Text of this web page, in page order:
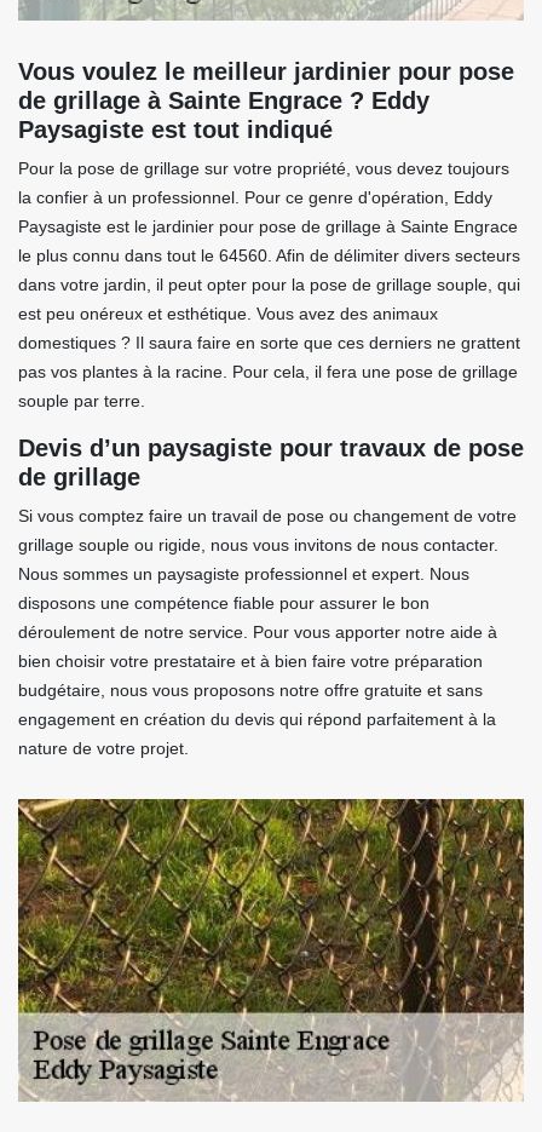
Vous voulez le meilleur jardinier pour pose
de grillage à Sainte Engrace ? Eddy
Paysagiste est tout indiqué
Pour la pose de grillage sur votre propriété, vous devez toujours
la confier à un professionnel. Pour ce genre d'opération, Eddy
Paysagiste est le jardinier pour pose de grillage à Sainte Engrace
le plus connu dans tout le 64560. Afin de délimiter divers secteurs
dans votre jardin, il peut opter pour la pose de grillage souple, qui
est peu onéreux et esthétique. Vous avez des animaux
domestiques ? Il saura faire en sorte que ces derniers ne grattent
pas vos plantes à la racine. Pour cela, il fera une pose de grillage
souple par terre.
Devis d’un paysagiste pour travaux de pose
de grillage
Si vous comptez faire un travail de pose ou changement de votre
grillage souple ou rigide, nous vous invitons de nous contacter.
Nous sommes un paysagiste professionnel et expert. Nous
disposons une compétence fiable pour assurer le bon
déroulement de notre service. Pour vous apporter notre aide à
bien choisir votre prestataire et à bien faire votre préparation
budgétaire, nous vous proposons notre offre gratuite et sans
engagement en création du devis qui répond parfaitement à la
nature de votre projet.